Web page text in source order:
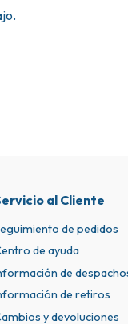
al Cliente
de pedidos
de ayuda
de
de retiros
y devoluciones